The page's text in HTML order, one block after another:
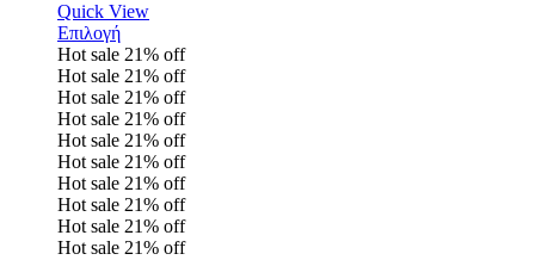
Quick View
Επιλογή
Hot sale 21% off
Hot sale 21% off
Hot sale 21% off
Hot sale 21% off
Hot sale 21% off
Hot sale 21% off
Hot sale 21% off
Hot sale 21% off
Hot sale 21% off
Hot sale 21% off